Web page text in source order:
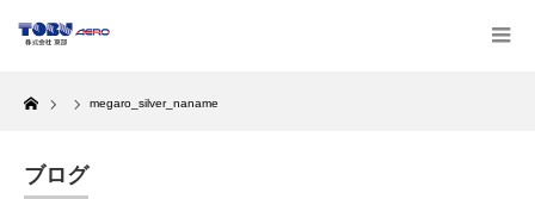
Home
megaro_silver_naname
ブログ